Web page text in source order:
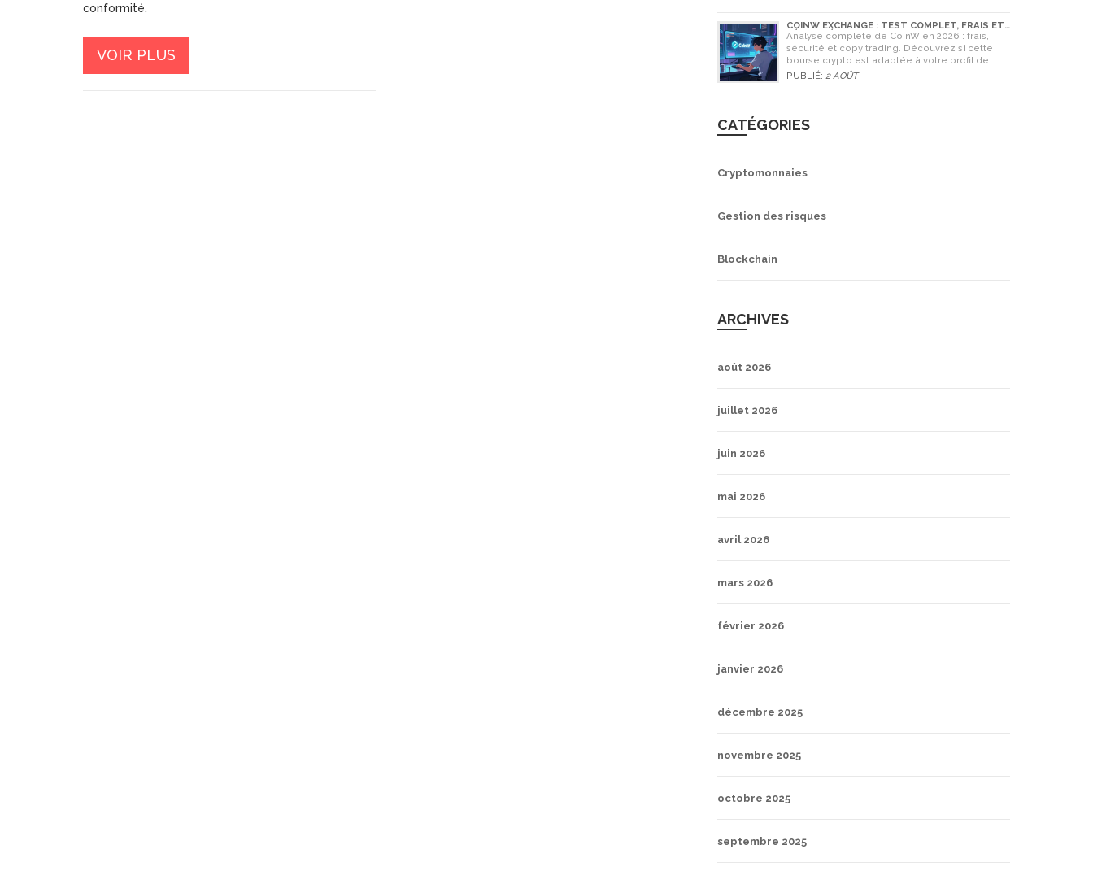
conformité.
VOIR PLUS
COINW EXCHANGE : TEST COMPLET, FRAIS ET
SÉCURITÉ EN 2026
Analyse complète de CoinW en 2026 : frais,
sécurité et copy trading. Découvrez si cette
bourse crypto est adaptée à votre profil de
trader.
PUBLIÉ: 2 AOÛT
CATÉGORIES
Cryptomonnaies
Gestion des risques
Blockchain
ARCHIVES
août 2026
juillet 2026
juin 2026
mai 2026
avril 2026
mars 2026
février 2026
janvier 2026
décembre 2025
novembre 2025
octobre 2025
septembre 2025